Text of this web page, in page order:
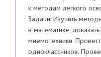
к методам легкого
Задачи: Изучить
в математике,
мнемотехники.
одноклассников.